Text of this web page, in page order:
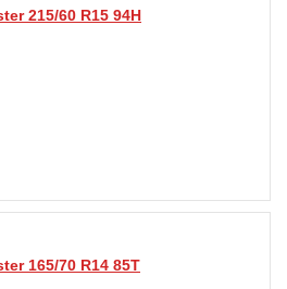
215/60 R15 94H
165/70 R14 85T